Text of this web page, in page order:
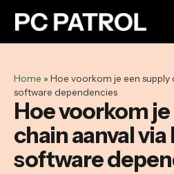
Hosting
Cloud VPS
Domeinnaam registreren
Home » Hoe voorkom je een supply
software dependencies
Hoe voorkom
chain aanval
software